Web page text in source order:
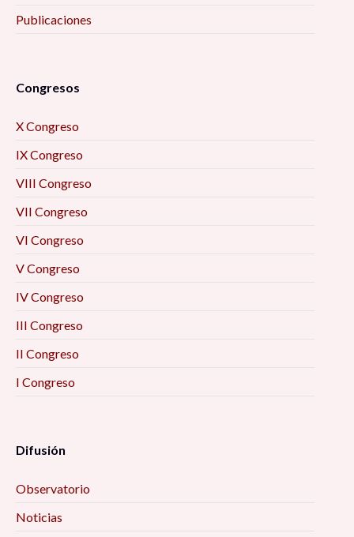
Publicaciones
Congresos
X Congreso
IX Congreso
VIII Congreso
VII Congreso
VI Congreso
V Congreso
IV Congreso
III Congreso
II Congreso
I Congreso
Difusión
Observatorio
Noticias